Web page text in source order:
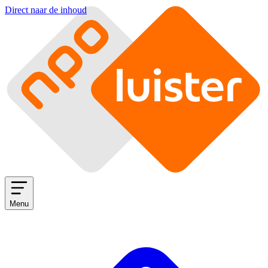
Direct naar de inhoud
Menu